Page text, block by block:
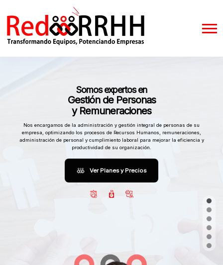
Somos expertos en
Gestión de Personas
y Remuneraciones
Nos encargamos de la administración y gestión integral de personas de su
empresa, optimizando los procesos de Recursos Humanos, remuneraciones,
administración de personal y cumplimiento laboral para mejorar la eficiencia y
productividad de su organización.
Ver Planes y Precios